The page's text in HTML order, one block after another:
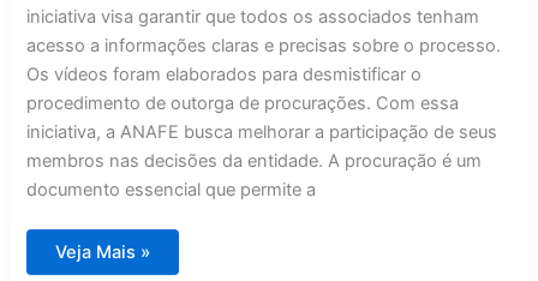
iniciativa visa garantir que todos os associados tenham
acesso a informações claras e precisas sobre o processo.
Os vídeos foram elaborados para desmistificar o
procedimento de outorga de procurações. Com essa
iniciativa, a ANAFE busca melhorar a participação de seus
membros nas decisões da entidade. A procuração é um
documento essencial que permite a
ANAFE
disponibiliza
Veja Mais »